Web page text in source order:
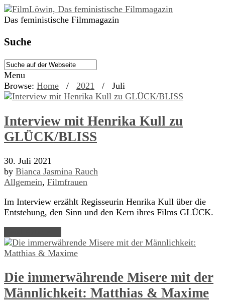
Das feministische Filmmagazin
Suche
Menu
Browse: Home / 2021 / Juli
Interview mit Henrika Kull zu
GLÜCK/BLISS
30. Juli 2021
by Bianca Jasmina Rauch
Allgemein, Filmfrauen
Im Interview erzählt Regisseurin Henrika Kull über die
Entstehung, den Sinn und den Kern ihres Films GLÜCK.
Die immerwährende Misere mit der
Männlichkeit: Matthias & Maxime